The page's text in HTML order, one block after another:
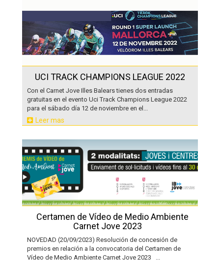
UCI TRACK CHAMPIONS LEAGUE 2022
Con el Carnet Jove Illes Balears tienes dos entradas
gratuitas en el evento Uci Track Champions League 2022
para el sábado día 12 de noviembre en el...
Leer mas
Certamen de Vídeo de Medio Ambiente
Carnet Jove 2023
NOVEDAD (20/09/2023) Resolución de concesión de
premios en relación a la convocatoria del Certamen de
Vídeo de Medio Ambiente Carnet Jove 2023 ...